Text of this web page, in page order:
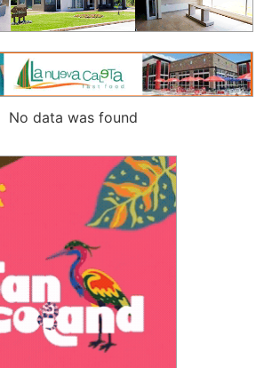
No data was found